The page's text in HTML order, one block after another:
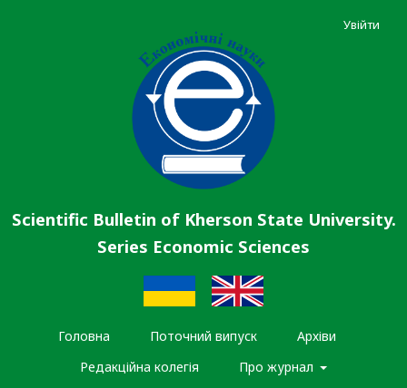
Scientific Bulletin of Kherson State University.
Series Economic Sciences
Головна Поточний випуск
Архіви
Редакційна колегія
Про журнал
Увійти